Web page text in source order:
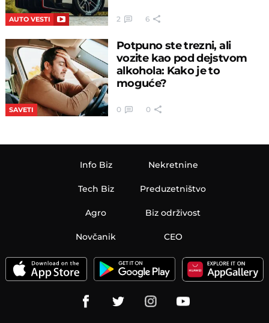
AUTO VESTI 2 6
SAVETI
Potpuno ste trezni, ali
vozite kao pod dejstvom
alkohola: Kako je to
moguće?
0 0
Info Biz
Tech Biz
Agro
Nekretnine
Preduzetništvo
Biz održivost
Novčanik CEO